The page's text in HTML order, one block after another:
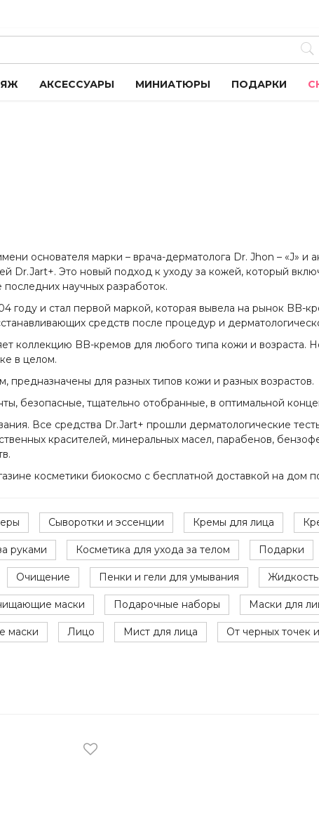
АКСЕССУАРЫ МИНИАТЮРЫ ПОДАРКИ
основателя марки – врача-дерматолога Dr. Jhon – «J» и
Dr.Jart+. Это новый подход к уходу за кожей, который
научных разработок.
году и стал первой маркой, которая вывела на рынок BB-
средств после процедур и
коллекцию BB-кремов для любого типа кожи и возраста.
в целом.
для разных типов кожи и разных возрастов.
безопасные, тщательно отобранные, в оптимальной
Все средства Dr.Jart+ прошли дерматологические
красителей, минеральных масел, парабенов,
косметики биокосмо с бесплатной доставкой на дом
Сыворотки и эссенции Кремы для лица
руками Косметика для ухода за телом Подарки
Очищение Пенки и гели для умывания
маски Подарочные наборы Маски для
маски Лицо Мист для лица От черных точек